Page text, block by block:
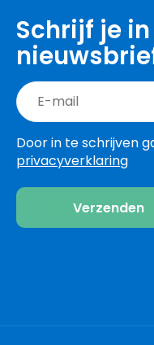
Schrijf je
Door in te schrijven
privacyverklaring